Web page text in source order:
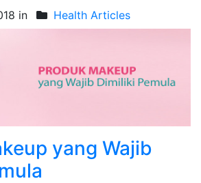
in Health Articles
yang Wajib